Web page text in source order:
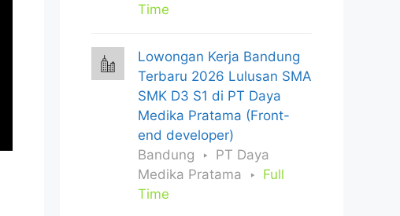
Time
Lowongan Kerja Bandung
Terbaru 2026 Lulusan SMA
SMK D3 S1 di PT Daya
Medika Pratama (Front-
end developer)
Bandung
PT Daya
Medika Pratama
Full
Time